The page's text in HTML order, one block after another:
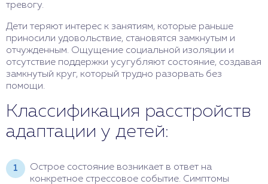
тревогу.
Дети теряют интерес к занятиям, которые раньше
приносили удовольствие, становятся замкнутым и
отчужденным. Ощущение социальной изоляции и
отсутствие поддержки усугубляют состояние, создавая
замкнутый круг, который трудно разорвать без
помощи.
Классификация расстройств
адаптации у детей:
Острое состояние возникает в ответ на
конкретное стрессовое событие. Симптомы